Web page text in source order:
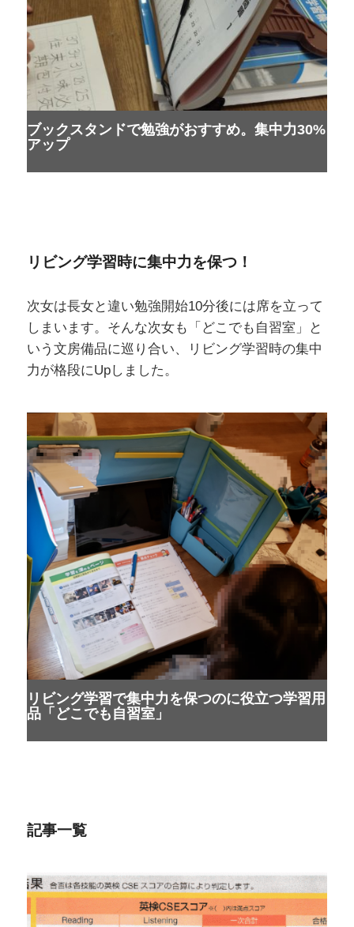
ブックスタンドで勉強がおすすめ。集中力30%
アップ
リビング学習時に集中力を保つ！
次女は長女と違い勉強開始10分後には席を立って
しまいます。そんな次女も「どこでも自習室」と
いう文房備品に巡り合い、リビング学習時の集中
力が格段にUpしました。
リビング学習で集中力を保つのに役立つ学習用
品「どこでも自習室」
記事一覧